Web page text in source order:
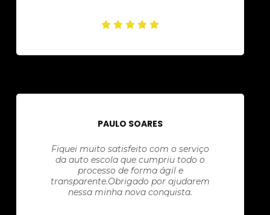
PAULO SOARES
Fiquei muito satisfeito com o serviço
da auto escola que cumpriu todo o
processo de forma ágil e
transparente.Obrigado por ajudarem
nessa minha nova conquista.